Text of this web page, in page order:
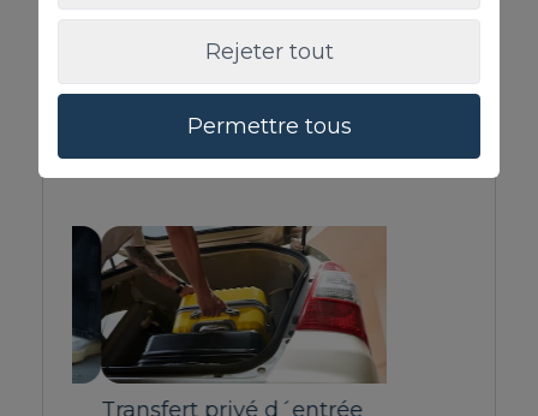
Services complémentaires
Transfert privé d´entrée
Rejeter tout
Permettre tous